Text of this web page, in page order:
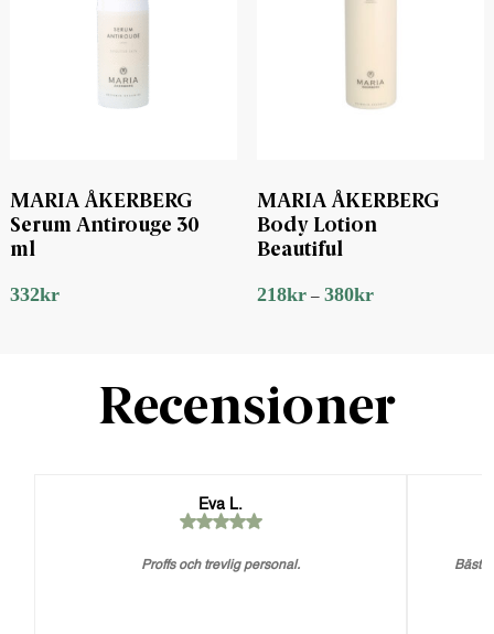
MARIA ÅKERBERG
Serum Antirouge 30
ml
332kr
MARIA ÅKERBERG
Body Lotion
Beautiful
218kr– 380kr
Recensioner
Eva L.
Proffs och trevlig personal. Bästa